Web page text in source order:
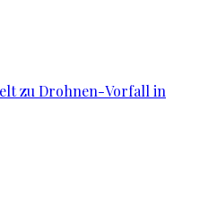
zu Drohnen-Vorfall in